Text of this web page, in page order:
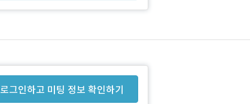
로그인하고 미팅 정보 확인하기